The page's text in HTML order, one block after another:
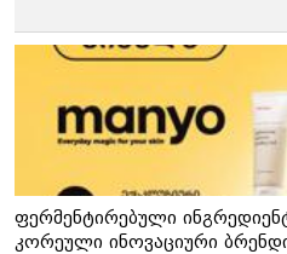
ფერმენტირებული
კორეული ინოვაციური